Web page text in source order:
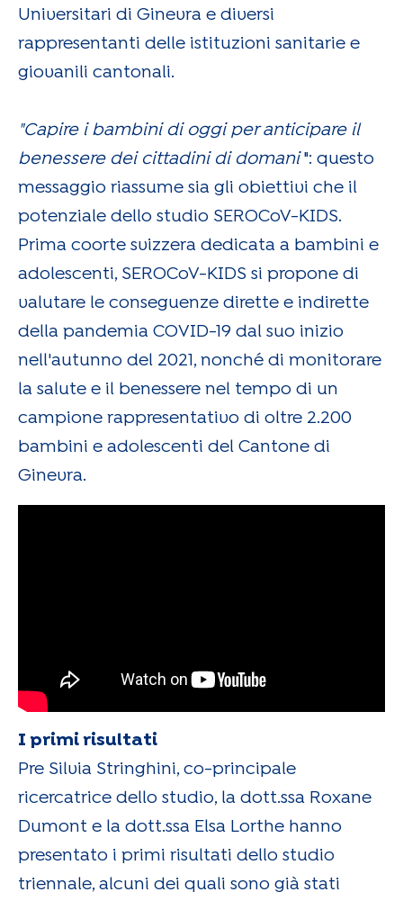
Universitari di Ginevra e diversi
rappresentanti delle istituzioni sanitarie e
giovanili cantonali.
"Capire i bambini di oggi per anticipare il
benessere dei cittadini di domani": questo
messaggio riassume sia gli obiettivi che il
potenziale dello studio SEROCoV-KIDS.
Prima coorte svizzera dedicata a bambini e
adolescenti, SEROCoV-KIDS si propone di
valutare le conseguenze dirette e indirette
della pandemia COVID-19 dal suo inizio
nell'autunno del 2021, nonché di monitorare
la salute e il benessere nel tempo di un
campione rappresentativo di oltre 2.200
bambini e adolescenti del Cantone di
Ginevra.
I primi risultati
Pre Silvia Stringhini, co-principale
ricercatrice dello studio, la dott.ssa Roxane
Dumont e la dott.ssa Elsa Lorthe hanno
presentato i primi risultati dello studio
triennale, alcuni dei quali sono già stati